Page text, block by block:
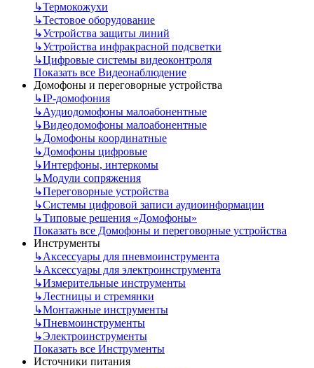
↳Термокожухи
↳Тестовое оборудование
↳Устройства защиты линий
↳Устройства инфракрасной подсветки
↳Цифровые системы видеоконтроля
Показать все Видеонаблюдение
Домофоны и переговорные устройства
↳IP-домофония
↳Аудиодомофоны малоабонентные
↳Видеодомофоны малоабонентные
↳Домофоны координатные
↳Домофоны цифровые
↳Интерфоны, интеркомы
↳Модули сопряжения
↳Переговорные устройства
↳Системы цифровой записи аудиоинформации
↳Типовые решения «Домофоны»
Показать все Домофоны и переговорные устройства
Инструменты
↳Аксессуары для пневмоинструмента
↳Аксессуары для электроинструмента
↳Измерительные инструменты
↳Лестницы и стремянки
↳Монтажные инструменты
↳Пневмоинструменты
↳Электроинструменты
Показать все Инструменты
Источники питания